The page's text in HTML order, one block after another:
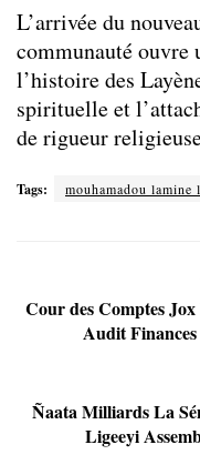
L’arrivée du
communauté ouvre
l’histoire des
spirituelle et
de rigueur
Tags: mouhamadou lamine
Cour des Comptes
Audit
Ñaata Milliards La
Ligeeyi